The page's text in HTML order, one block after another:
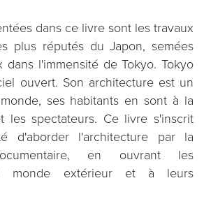
dans ce livre sont les travaux
plus réputés du Japon, semées
dans l'immensité de Tokyo. Tokyo
ouvert. Son architecture est un
ses habitants en sont à la
les spectateurs. Ce livre s'inscrit
d'aborder l'architecture par la
en ouvrant les
monde extérieur et à leurs